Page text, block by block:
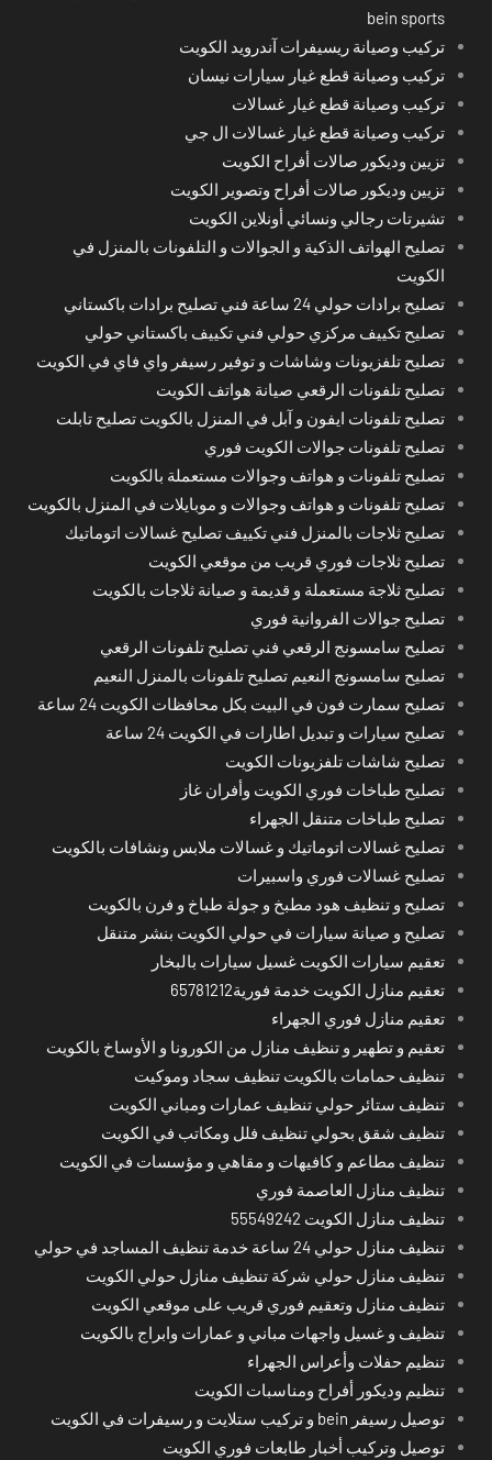
bein sports
تركيب وصيانة ريسيفرات آندرويد الكويت
تركيب وصيانة قطع غيار سيارات نيسان
تركيب وصيانة قطع غيار غسالات
تركيب وصيانة قطع غيار غسالات ال جي
تزيين وديكور صالات أفراح الكويت
تزيين وديكور صالات أفراح وتصوير الكويت
تشيرتات رجالي ونسائي أونلاين الكويت
تصليح الهواتف الذكية و الجوالات و التلفونات بالمنزل في
الكويت
تصليح برادات حولي 24 ساعة فني تصليح برادات باكستاني
تصليح تكييف مركزي حولي فني تكييف باكستاني حولي
تصليح تلفزيونات وشاشات و توفير رسيفر واي فاي في الكويت
تصليح تلفونات الرقعي صيانة هواتف الكويت
تصليح تلفونات ايفون و آبل في المنزل بالكويت تصليح تابلت
تصليح تلفونات جوالات الكويت فوري
تصليح تلفونات و هواتف وجوالات مستعملة بالكويت
تصليح تلفونات و هواتف وجوالات و موبايلات في المنزل بالكويت
تصليح ثلاجات بالمنزل فني تكييف تصليح غسالات اتوماتيك
تصليح ثلاجات فوري قريب من موقعي الكويت
تصليح ثلاجة مستعملة و قديمة و صيانة ثلاجات بالكويت
تصليح جوالات الفروانية فوري
تصليح سامسونج الرقعي فني تصليح تلفونات الرقعي
تصليح سامسونج النعيم تصليح تلفونات بالمنزل النعيم
تصليح سمارت فون في البيت بكل محافظات الكويت 24 ساعة
تصليح سيارات و تبديل اطارات في الكويت 24 ساعة
تصليح شاشات تلفزيونات الكويت
تصليح طباخات فوري الكويت وأفران غاز
تصليح طباخات متنقل الجهراء
تصليح غسالات اتوماتيك و غسالات ملابس ونشافات بالكويت
تصليح غسالات فوري واسبيرات
تصليح و تنظيف هود مطبخ و جولة طباخ و فرن بالكويت
تصليح و صيانة سيارات في حولي الكويت بنشر متنقل
تعقيم سيارات الكويت غسيل سيارات بالبخار
تعقيم منازل الكويت خدمة فورية65781212
تعقيم منازل فوري الجهراء
تعقيم و تطهير و تنظيف منازل من الكورونا و الأوساخ بالكويت
تنظيف حمامات بالكويت تنظيف سجاد وموكيت
تنظيف ستائر حولي تنظيف عمارات ومباني الكويت
تنظيف شقق بحولي تنظيف فلل ومكاتب في الكويت
تنظيف مطاعم و كافيهات و مقاهي و مؤسسات في الكويت
تنظيف منازل العاصمة فوري
تنظيف منازل الكويت 55549242
تنظيف منازل حولي 24 ساعة خدمة تنظيف المساجد في حولي
تنظيف منازل حولي شركة تنظيف منازل حولي الكويت
تنظيف منازل وتعقيم فوري قريب على موقعي الكويت
تنظيف و غسيل واجهات مباني و عمارات وابراج بالكويت
تنظيم حفلات وأعراس الجهراء
تنظيم وديكور أفراح ومناسبات الكويت
توصيل رسيفر bein و تركيب ستلايت و رسيفرات في الكويت
توصيل وتركيب أخبار طابعات فوري الكويت